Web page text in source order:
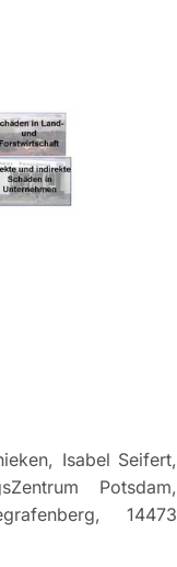
Isabel Seifert,
Potsdam,
14473